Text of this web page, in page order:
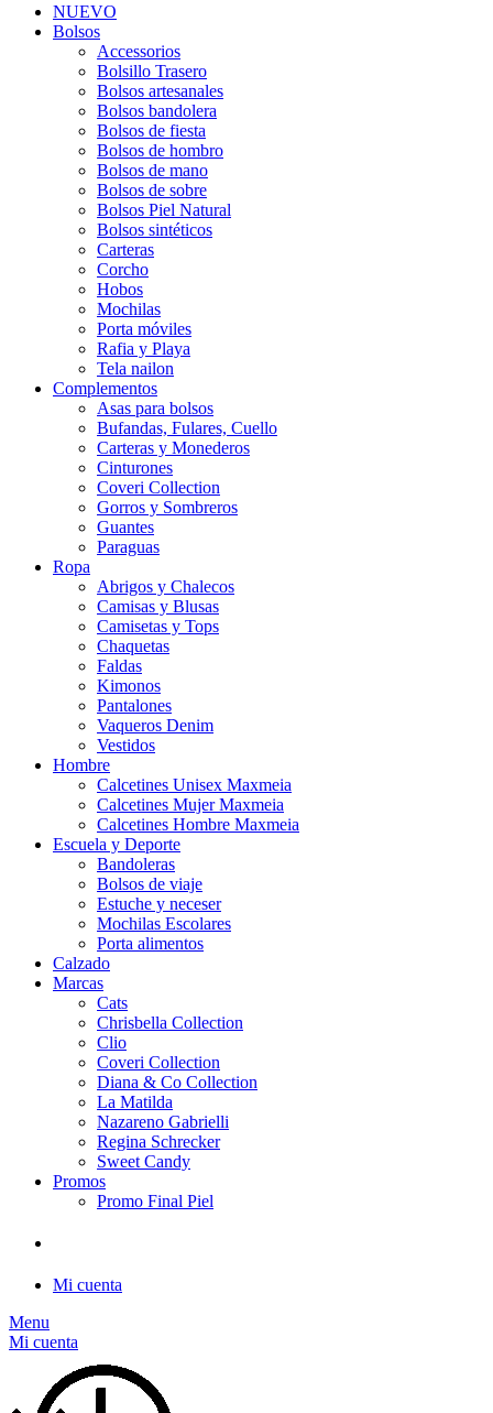
NUEVO
Bolsos
Accessorios
Bolsillo Trasero
Bolsos artesanales
Bolsos bandolera
Bolsos de fiesta
Bolsos de hombro
Bolsos de mano
Bolsos de sobre
Bolsos Piel Natural
Bolsos sintéticos
Carteras
Corcho
Hobos
Mochilas
Porta móviles
Rafia y Playa
Tela nailon
Complementos
Asas para bolsos
Bufandas, Fulares, Cuello
Carteras y Monederos
Cinturones
Coveri Collection
Gorros y Sombreros
Guantes
Paraguas
Ropa
Abrigos y Chalecos
Camisas y Blusas
Camisetas y Tops
Chaquetas
Faldas
Kimonos
Pantalones
Vaqueros Denim
Vestidos
Hombre
Calcetines Unisex Maxmeia
Calcetines Mujer Maxmeia
Calcetines Hombre Maxmeia
Escuela y Deporte
Bandoleras
Bolsos de viaje
Estuche y neceser
Mochilas Escolares
Porta alimentos
Calzado
Marcas
Cats
Chrisbella Collection
Clio
Coveri Collection
Diana & Co Collection
La Matilda
Nazareno Gabrielli
Regina Schrecker
Sweet Candy
Promos
Promo Final Piel
Mi cuenta
Menu
Mi cuenta